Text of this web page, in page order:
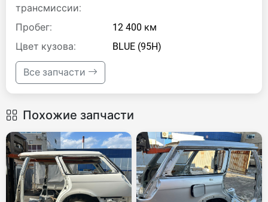
трансмиссии:
Пробег:
12 400 км
Цвет кузова:
BLUE (95H)
Все запчасти
Похожие запчасти